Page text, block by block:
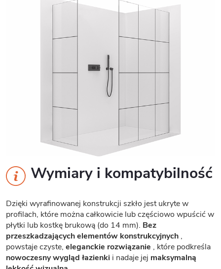
Wymiary i kompatybilność
Dzięki wyrafinowanej konstrukcji szkło jest ukryte w
profilach, które można całkowicie lub częściowo wpuścić w
płytki lub kostkę brukową (do 14 mm). Bez
przeszkadzających elementów konstrukcyjnych ,
powstaje czyste, eleganckie rozwiązanie , które podkreśla
nowoczesny wygląd łazienki i nadaje jej maksymalną